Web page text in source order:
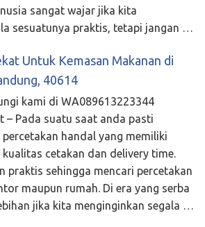
sangat wajar jika kita
sesuatunya praktis, tetapi jangan …
Untuk Kemasan Makanan di
40614
kami di WA089613223344
– Pada suatu saat anda pasti
handal yang memiliki
cetakan dan delivery time.
praktis sehingga mencari percetakan
maupun rumah. Di era yang serba
jika kita menginginkan segala …